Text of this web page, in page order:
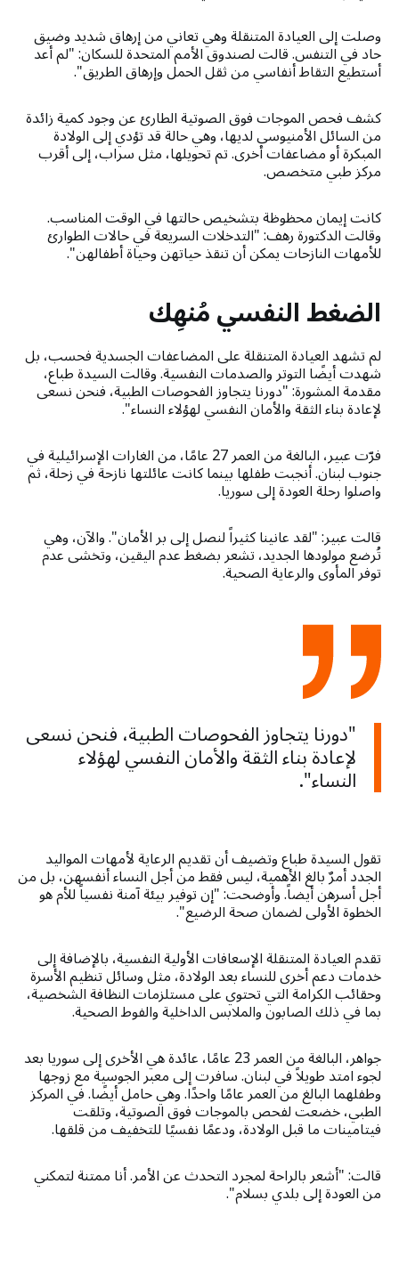
وصلت إلى العيادة المتنقلة وهي تعاني من إرهاق شديد وضيق
حاد في التنفس. قالت لصندوق الأمم المتحدة للسكان: "لم أعد
أستطيع التقاط أنفاسي من ثقل الحمل وإرهاق الطريق".
كشف فحص الموجات فوق الصوتية الطارئ عن وجود كمية زائدة
من السائل الأمنيوسي لديها، وهي حالة قد تؤدي إلى الولادة
المبكرة أو مضاعفات أخرى. تم تحويلها، مثل سراب، إلى أقرب
مركز طبي متخصص.
كانت إيمان محظوظة بتشخيص حالتها في الوقت المناسب.
وقالت الدكتورة رهف: "التدخلات السريعة في حالات الطوارئ
للأمهات النازحات يمكن أن تنقذ حياتهن وحياة أطفالهن".
الضغط النفسي مُنهِك
لم تشهد العيادة المتنقلة على المضاعفات الجسدية فحسب، بل
شهدت أيضًا التوتر والصدمات النفسية. وقالت السيدة طباع،
مقدمة المشورة: "دورنا يتجاوز الفحوصات الطبية، فنحن نسعى
لإعادة بناء الثقة والأمان النفسي لهؤلاء النساء".
فرّت عبير، البالغة من العمر 27 عامًا، من الغارات الإسرائيلية في
جنوب لبنان. أنجبت طفلها بينما كانت عائلتها نازحة في زحلة، ثم
واصلوا رحلة العودة إلى سوريا.
قالت عبير: "لقد عانينا كثيراً لنصل إلى بر الأمان". والآن، وهي
تُرضع مولودها الجديد، تشعر بضغط عدم اليقين، وتخشى عدم
توفر المأوى والرعاية الصحية.
"دورنا يتجاوز الفحوصات الطبية، فنحن نسعى
لإعادة بناء الثقة والأمان النفسي لهؤلاء
النساء".
تقول السيدة طباع وتضيف أن تقديم الرعاية لأمهات المواليد
الجدد أمرٌ بالغ الأهمية، ليس فقط من أجل النساء أنفسهن، بل من
أجل أسرهن أيضاً. وأوضحت: "إن توفير بيئة آمنة نفسياً للأم هو
الخطوة الأولى لضمان صحة الرضيع".
تقدم العيادة المتنقلة الإسعافات الأولية النفسية، بالإضافة إلى
خدمات دعم أخرى للنساء بعد الولادة، مثل وسائل تنظيم الأسرة
وحقائب الكرامة التي تحتوي على مستلزمات النظافة الشخصية،
بما في ذلك الصابون والملابس الداخلية والفوط الصحية.
جواهر، البالغة من العمر 23 عامًا، عائدة هي الأخرى إلى سوريا بعد
لجوء امتد طويلاً في لبنان. سافرت إلى معبر الجوسية مع زوجها
وطفلهما البالغ من العمر عامًا واحدًا. وهي حامل أيضًا. في المركز
الطبي، خضعت لفحص بالموجات فوق الصوتية، وتلقت
فيتامينات ما قبل الولادة، ودعمًا نفسيًا للتخفيف من قلقها.
قالت: "أشعر بالراحة لمجرد التحدث عن الأمر. أنا ممتنة لتمكني
من العودة إلى بلدي بسلام".